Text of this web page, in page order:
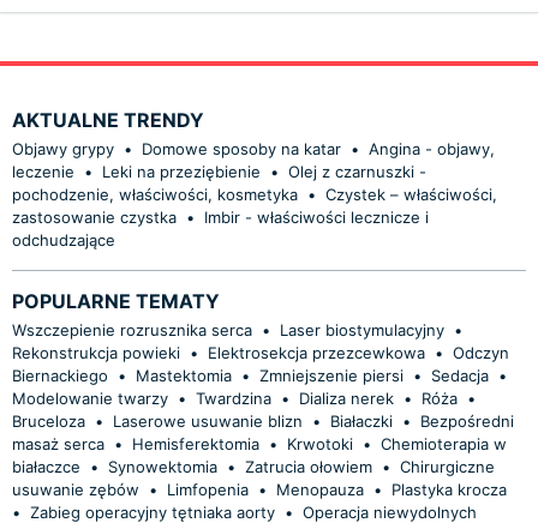
AKTUALNE TRENDY
Objawy grypy • Domowe sposoby na katar • Angina - objawy,
leczenie
• Leki na przeziębienie • Olej z czarnuszki -
pochodzenie, właściwości, kosmetyka • Czystek – właściwości,
zastosowanie czystka •
Imbir - właściwości lecznicze i
odchudzające
POPULARNE TEMATY
Wszczepienie rozrusznika serca • Laser biostymulacyjny •
Rekonstrukcja powieki • Elektrosekcja przezcewkowa • Odczyn
Biernackiego
• Mastektomia • Zmniejszenie piersi • Sedacja •
Modelowanie twarzy • Twardzina • Dializa nerek • Róża •
Bruceloza • Laserowe usuwanie blizn • Białaczki •
Bezpośredni
masaż serca • Hemisferektomia • Krwotoki • Chemioterapia w
białaczce
• Synowektomia • Zatrucia ołowiem • Chirurgiczne
usuwanie zębów
• Limfopenia • Menopauza •
Plastyka krocza
• Zabieg operacyjny tętniaka aorty • Operacja niewydolnych